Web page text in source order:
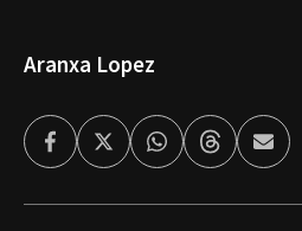
Aranxa Lopez
FacebookTwitterWhatsappThreadsEnviar
por